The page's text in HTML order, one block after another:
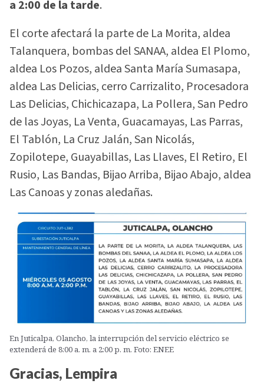
a 2:00 de la tarde.
El corte afectará la parte de La Morita, aldea
Talanquera, bombas del SANAA, aldea El Plomo,
aldea Los Pozos, aldea Santa María Sumasapa,
aldea Las Delicias, cerro Carrizalito, Procesadora
Las Delicias, Chichicazapa, La Pollera, San Pedro
de las Joyas, La Venta, Guacamayas, Las Parras,
El Tablón, La Cruz Jalán, San Nicolás,
Zopilotepe, Guayabillas, Las Llaves, El Retiro, El
Rusio, Las Bandas, Bijao Arriba, Bijao Abajo, aldea
Las Canoas y zonas aledañas.
En Juticalpa, Olancho, la interrupción del servicio eléctrico se
extenderá de 8:00 a. m. a 2:00 p. m. Foto: ENEE
Gracias, Lempira